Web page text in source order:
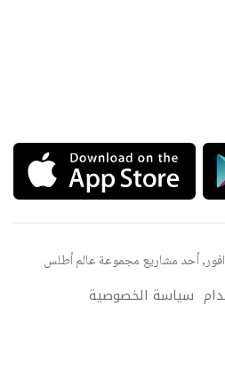
عالم أطلس
سياسة الخصوصية